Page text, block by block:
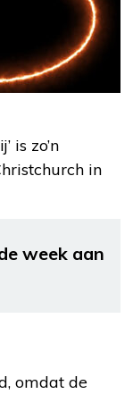
is zo’n
in
week aan
omdat de